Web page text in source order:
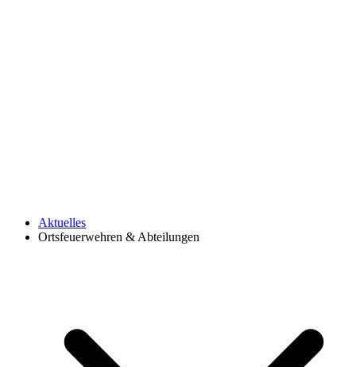
Aktuelles
Ortsfeuerwehren & Abteilungen